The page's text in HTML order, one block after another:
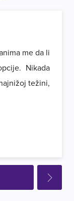
me da li
Nikada
težini,